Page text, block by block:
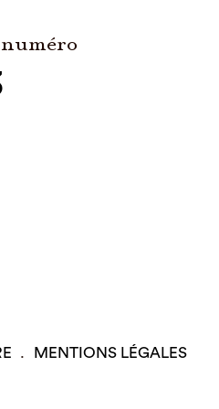
numéro
MENTIONS LÉGALES